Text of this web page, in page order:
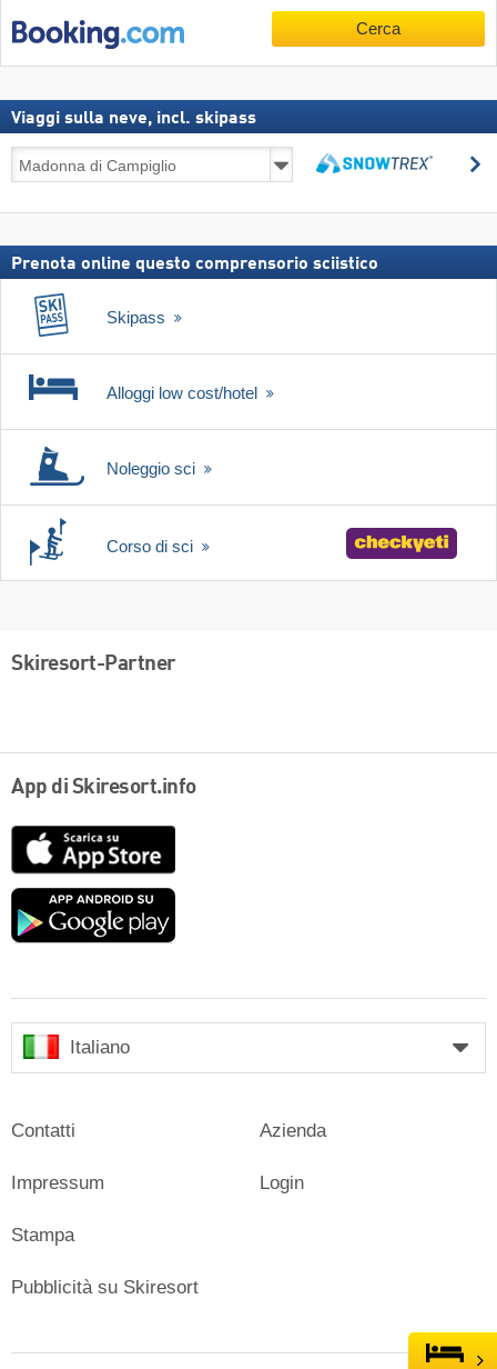
Cerca
Viaggi sulla neve, incl. skipass
sulla
incl.
Prenota online questo comprensorio sciistico
Skipass
Alloggi low cost/hotel
Noleggio sci
Corso di sci
Skiresort-Partner
App di Skiresort.info
Google
Italiano
Contatti
Impressum
Stampa
Azienda
Login
Pubblicità su Skiresort